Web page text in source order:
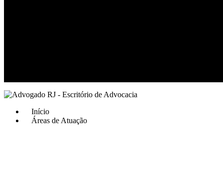
Início
Áreas de Atuação